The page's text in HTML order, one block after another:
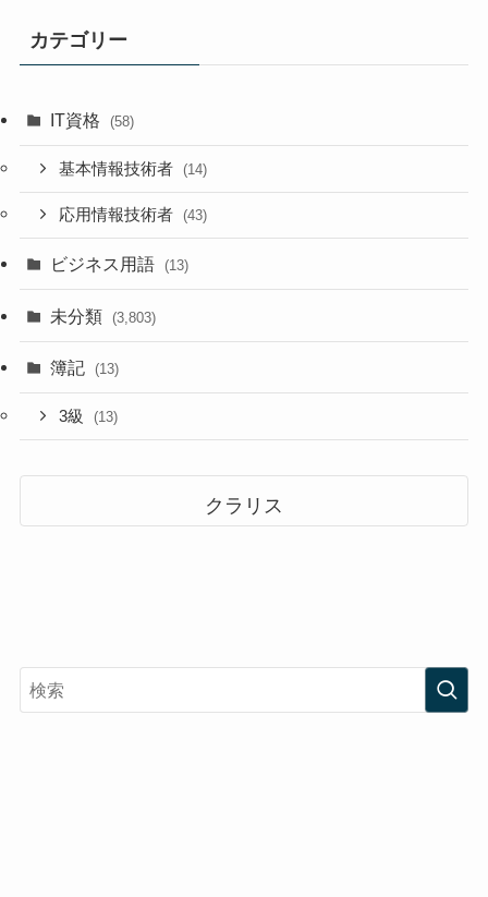
カテゴリー
IT資格 (58)
基本情報技術者 (14)
応用情報技術者 (43)
ビジネス用語 (13)
未分類 (3,803)
簿記 (13)
3級 (13)
クラリス